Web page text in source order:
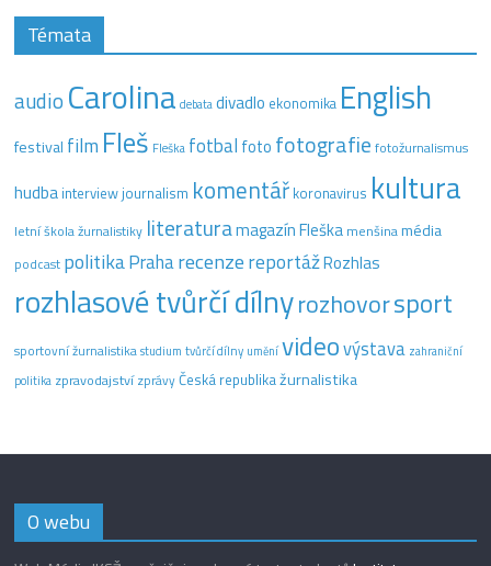
Témata
audio Carolina debata divadlo ekonomika English
festival film Fleš Fleška fotbal foto fotografie fotožurnalismus
hudba interview journalism komentář koronavirus kultura
letní škola žurnalistiky literaturamagazín Fleška menšinamédia
podcast politikaPraharecenzereportážRozhlas
rozhlasové tvůrčí dílnyrozhovorsport
sportovní žurnalistika studium tvůrčí dílny uměnívideovýstava zahraniční
politika zpravodajstvízprávyČeská republikažurnalistika
O webu